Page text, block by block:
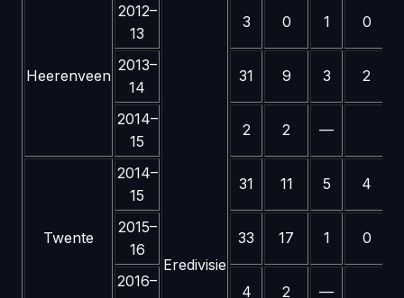
Heerenveen
2012–
13
Eredivisie
3 0 1 0
2013–
14
31 9 3 2
2014–
15
2 2 —
Twente
2014–
15
31 11 5 4
2015–
16
33 17 1 0
2016–
4 2 —